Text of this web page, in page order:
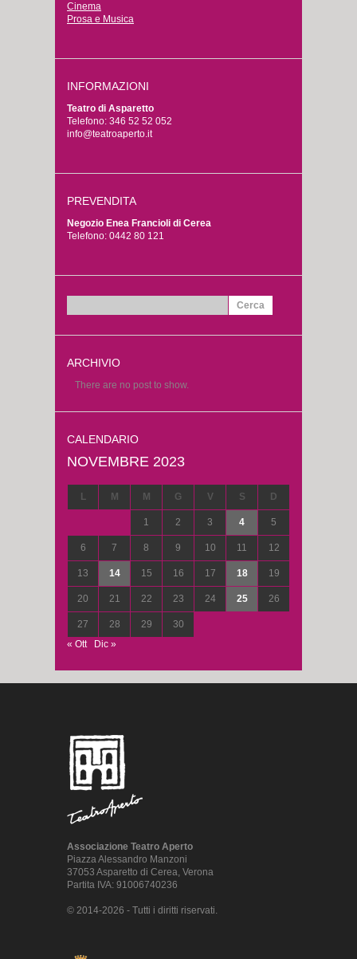
Cinema
Prosa e Musica
INFORMAZIONI
Teatro di Asparetto
Telefono: 346 52 52 052
info@teatroaperto.it
PREVENDITA
Negozio Enea Francioli di Cerea
Telefono: 0442 80 121
per:
ARCHIVIO
There are no post to show.
CALENDARIO
NOVEMBRE 2023
L M M G V S D
1 2 3 4 5
6 7 8 9 10 11 12
13 14 15 16 17 18 19
20 21 22 23 24 25 26
27 28 29
30
« Ott
Dic »
Associazione Teatro Aperto
Piazza Alessandro Manzoni
37053 Asparetto di Cerea, Verona
Partita IVA: 91006740236
© 2014-2026 - Tutti i diritti riservati.